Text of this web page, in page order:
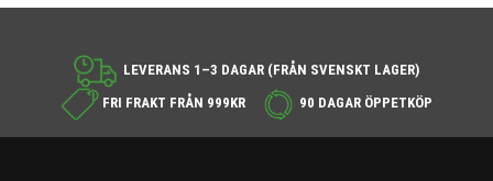
LEVERANS 1–3 DAGAR (FRÅN SVENSKT LAGER)
FRI FRAKT FRÅN 999KR
90 DAGAR ÖPPETKÖP